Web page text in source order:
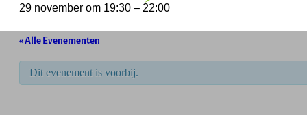
« Alle Evenementen
Dit evenement is voorbij.
29 november om 19:30 – 22:00